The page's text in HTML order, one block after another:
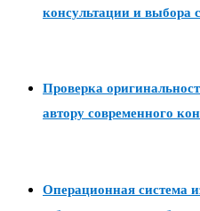
консультации и выбора
Проверка
автору современного
Операционная система